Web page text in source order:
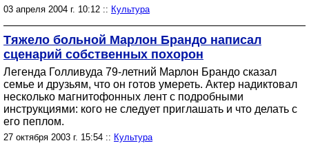
03 апреля 2004 г. 10:12 :: Культура
Тяжело больной Марлон Брандо написал
сценарий собственных похорон
Легенда Голливуда 79-летний Марлон Брандо сказал
семье и друзьям, что он готов умереть. Актер надиктовал
несколько магнитофонных лент с подробными
инструкциями: кого не следует приглашать и что делать с
его пеплом.
27 октября 2003 г. 15:54 :: Культура